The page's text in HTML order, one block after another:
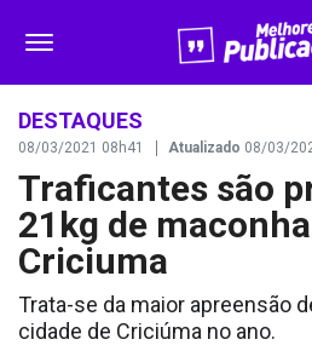
OPINIÃO
DESTAQUES
08/03/2021 08h41 Atualizado 08/03/
Traficantes são
21kg de
Criciuma
Trata-se da maior apreensão
cidade de Criciúma no ano.